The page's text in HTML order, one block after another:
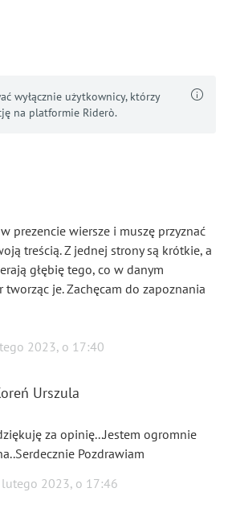
wyłącznie użytkownicy, którzy
na platformie Riderò.
prezencie wiersze i muszę przyznać
treścią. Z jednej strony są krótkie, a
głębię tego, co w danym
tworząc je. Zachęcam do zapoznania
są zakupienia i zachłyśniecia się nimi,
zimowym okresie, gdy aura za
są też idealnym prezentem-
tomików wierszy.
2023, o 17:40
Urszula
za opinię...Jestem ogromnie
Pozdrawiam
2023, o 17:46